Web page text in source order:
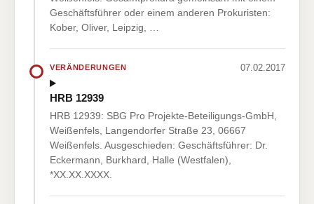
Geschäftsführer oder einem anderen Prokuristen:
Kober, Oliver, Leipzig, …
VERÄNDERUNGEN 07.02.2017
HRB 12939
HRB 12939: SBG Pro Projekte-Beteiligungs-GmbH,
Weißenfels, Langendorfer Straße 23, 06667
Weißenfels. Ausgeschieden: Geschäftsführer: Dr.
Eckermann, Burkhard, Halle (Westfalen),
*XX.XX.XXXX.